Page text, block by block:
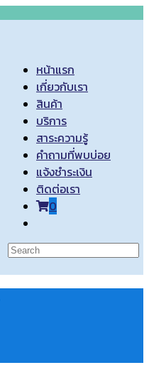
หน้าแรก
เกี่ยวกับเรา
สินค้า
บริการ
สาระความรู้
คำถามที่พบบ่อย
แจ้งชำระเงิน
ติดต่อเรา
0
website
search